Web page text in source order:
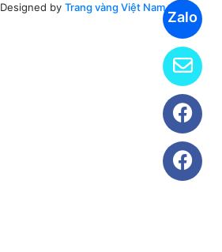
Zalo
Designed by Trang vàng Việt Nam.